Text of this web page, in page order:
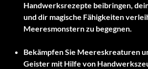
Handwerksrezepte beibringen,
und dir magische Fähigkeiten
Meeresmonstern zu begegnen.
Bekämpfen Sie Meereskreaturen
Geister mit Hilfe von